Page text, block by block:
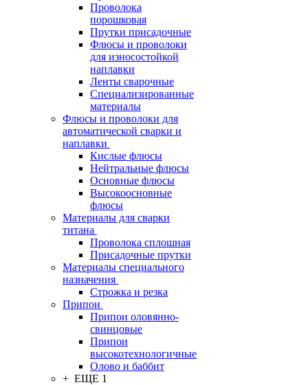
Проволока
порошковая
Прутки присадочные
Флюсы и проволоки
для износостойкой
наплавки
Ленты сварочные
Специализированные
материалы
Флюсы и проволоки для
автоматической сварки и
наплавки
Кислые флюсы
Нейтральные флюсы
Основные флюсы
Высокоосновные
флюсы
Материалы для сварки
титана
Проволока сплошная
Присадочные прутки
Материалы специального
назначения
Строжка и резка
Припои
Припои оловянно-
свинцовые
Припои
высокотехнологичные
Олово и баббит
+ ЕЩЕ 1